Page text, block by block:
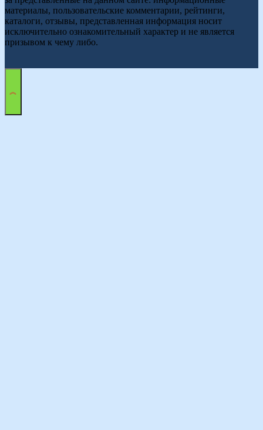
материалы, пользовательские комментарии, рейтинги,
каталоги, отзывы, представленная информация носит
исключительно ознакомительный характер и не является
призывом к чему либо.